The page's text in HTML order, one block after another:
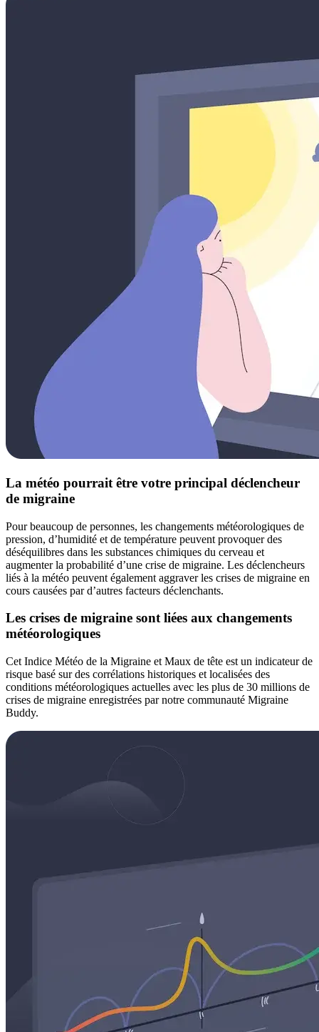
La météo pourrait être votre principal déclencheur
de migraine
Pour beaucoup de personnes, les changements météorologiques de
pression, d’humidité et de température peuvent provoquer des
déséquilibres dans les substances chimiques du cerveau et
augmenter la probabilité d’une crise de migraine. Les déclencheurs
liés à la météo peuvent également aggraver les crises de migraine en
cours causées par d’autres facteurs déclenchants.
Les crises de migraine sont liées aux changements
météorologiques
Cet Indice Météo de la Migraine et Maux de tête est un indicateur de
risque basé sur des corrélations historiques et localisées des
conditions météorologiques actuelles avec les plus de 30 millions de
crises de migraine enregistrées par notre communauté Migraine
Buddy.